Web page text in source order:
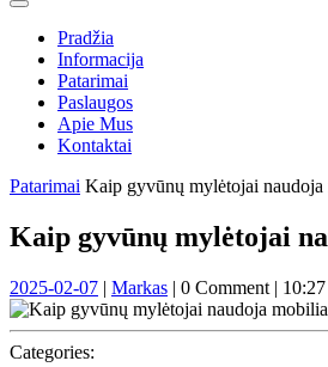
Open
ButtonPradžia
Informacija
Patarimai
Paslaugos
Apie Mus
Kontaktai
Close
Patarimai Kaip gyvūnų mylėtojai naudoja
Kaip gyvūnų mylėtojai
2025-02-072025-
02-
07
| MarkasMarkas
| 0 Comment |
Categories: